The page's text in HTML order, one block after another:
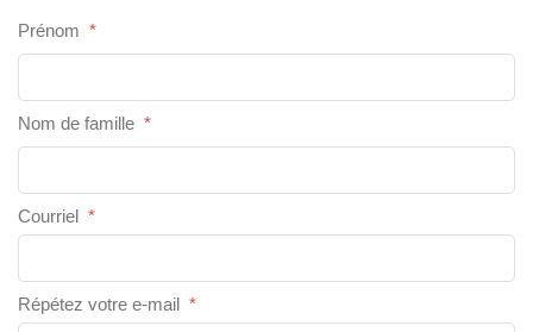
Prénom *
Nom de famille *
Courriel *
Répétez votre e-mail *